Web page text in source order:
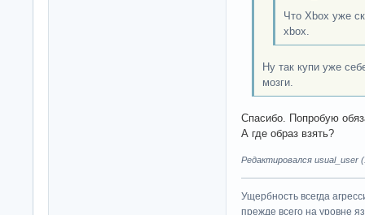
Что Xbox уже
xbox.
Ну так купи уже
мозги.
Спасибо. Попробую
А где образ взять?
Редактировался usual_user
Ущербность всегда
прежде всего на уровне